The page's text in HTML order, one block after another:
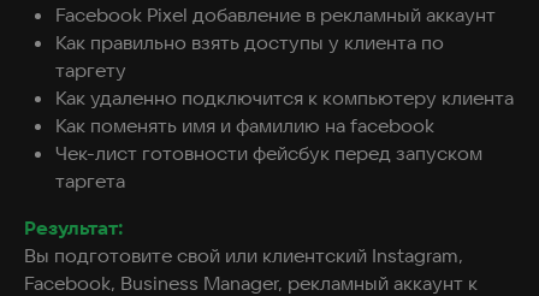
Facebook Pixel добавление в рекламный аккаунт
Как правильно взять доступы у клиента по
таргету
Как удаленно подключится к компьютеру клиента
Как поменять имя и фамилию на facebook
Чек-лист готовности фейсбук перед запуском
таргета
Результат:
Вы подготовите свой или клиентский Instagram,
Facebook, Business Manager, рекламный аккаунт к